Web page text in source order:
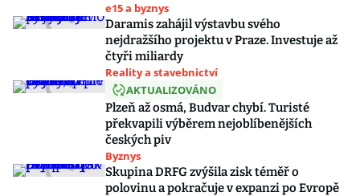
e15 a byznys
Daramis zahájil výstavbu svého
nejdražšího projektu v Praze. Investuje až
čtyři miliardy
Reality a stavebnictví
AKTUALIZOVÁNO
Plzeň až osmá, Budvar chybí. Turisté
překvapili výběrem nejoblíbenějších
českých piv
Byznys
Skupina DRFG zvýšila zisk téměř o
polovinu a pokračuje v expanzi po Evropě